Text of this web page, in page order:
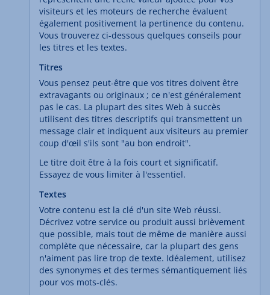
visiteurs et les moteurs de recherche évaluent
également positivement la pertinence du contenu.
Vous trouverez ci-dessous quelques conseils pour
les titres et les textes.
Titres
Vous pensez peut-être que vos titres doivent être
extravagants ou originaux ; ce n'est généralement
pas le cas. La plupart des sites Web à succès
utilisent des titres descriptifs qui transmettent un
message clair et indiquent aux visiteurs au premier
coup d'œil s'ils sont "au bon endroit".
Le titre doit être à la fois court et significatif.
Essayez de vous limiter à l'essentiel.
Textes
Votre contenu est la clé d'un site Web réussi.
Décrivez votre service ou produit aussi brièvement
que possible, mais tout de même de manière aussi
complète que nécessaire, car la plupart des gens
n'aiment pas lire trop de texte. Idéalement, utilisez
des synonymes et des termes sémantiquement liés
pour vos mots-clés.